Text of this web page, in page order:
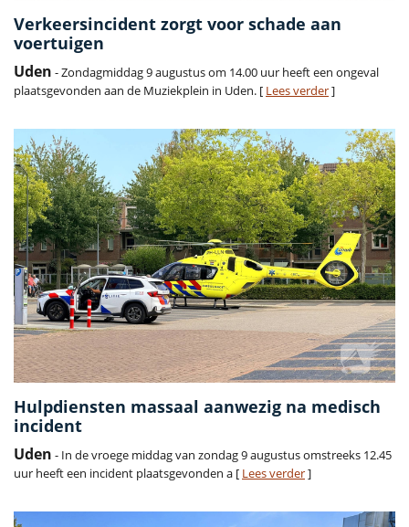
Verkeersincident zorgt voor schade aan
voertuigen
Uden - Zondagmiddag 9 augustus om 14.00 uur heeft een ongeval
plaatsgevonden aan de Muziekplein in Uden. [ Lees verder]
Hulpdiensten massaal aanwezig na medisch
incident
Uden - In de vroege middag van zondag 9 augustus omstreeks 12.45
uur heeft een incident plaatsgevonden a [ Lees verder]